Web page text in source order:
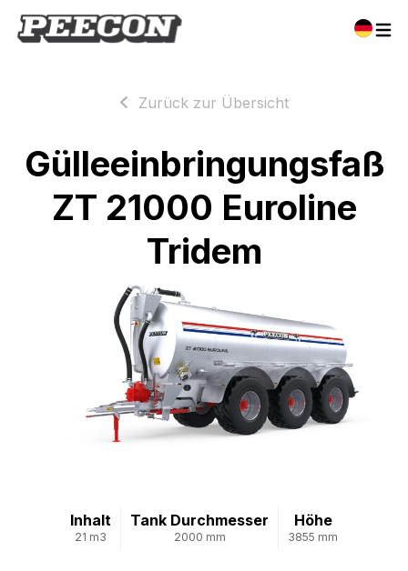
Zurück zur Übersicht
Gülleeinbringungsfaß
ZT 21000 Euroline
Tridem
Inhalt
21 m3
Tank Durchmesser
2000 mm
Höhe
3855 mm